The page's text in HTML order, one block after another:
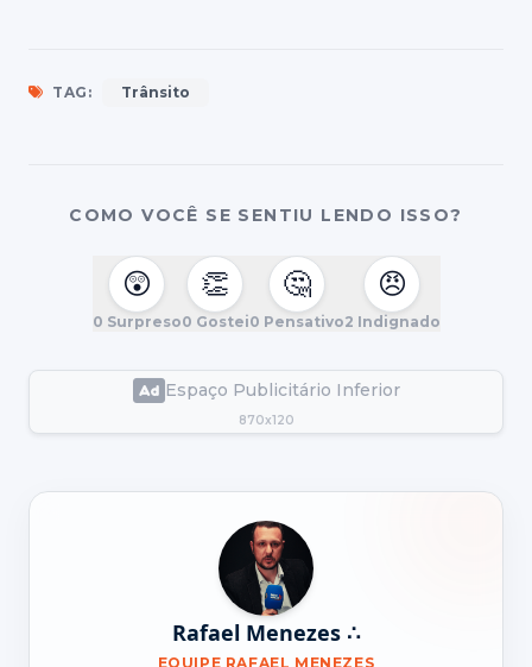
TAG: Trânsito
COMO VOCÊ SE SENTIU LENDO ISSO?
😲
0 Surpreso
👏
0 Gostei
🤔
0 Pensativo
😠
2 Indignado
Espaço Publicitário Inferior
870x120
Rafael Menezes ∴
EQUIPE RAFAEL MENEZES